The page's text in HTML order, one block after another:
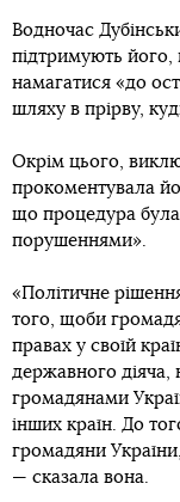
Водночас
підтримують його,
намагатися «до
шляху в прірву,
Окрім цього,
прокоментувала
що процедура
порушеннями».
«Політичне
того, щоби
правах у своїй
державного діяча,
громадянами
інших країн. До
громадяни
— сказала вона.